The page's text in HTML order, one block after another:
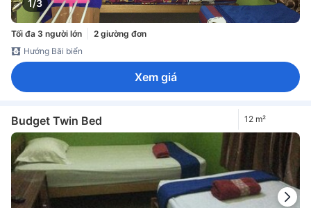
1/3
Tối đa 3 người lớn
2 giường đơn
Hướng Bãi biển
Xem giá
Budget Twin Bed 12 m²